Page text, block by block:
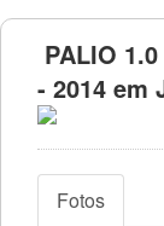
PALIO
- 2014 em
Fotos